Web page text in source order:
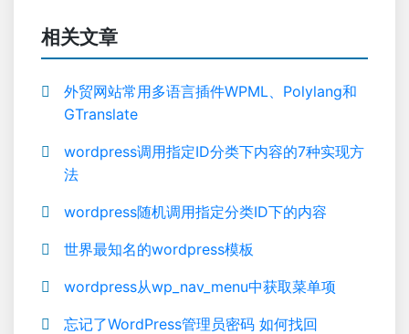
相关文章
外贸网站常用多语言插件WPML、Polylang和
GTranslate
wordpress调用指定ID分类下内容的7种实现方
法
wordpress随机调用指定分类ID下的内容
世界最知名的wordpress模板
wordpress从wp_nav_menu中获取菜单项
忘记了WordPress管理员密码 如何找回